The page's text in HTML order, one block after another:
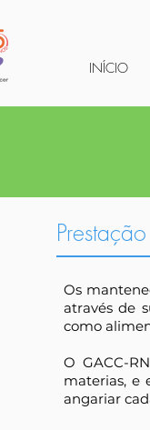
INÍCIO
Os
através de
como
O GACC-
materias, e
angariar